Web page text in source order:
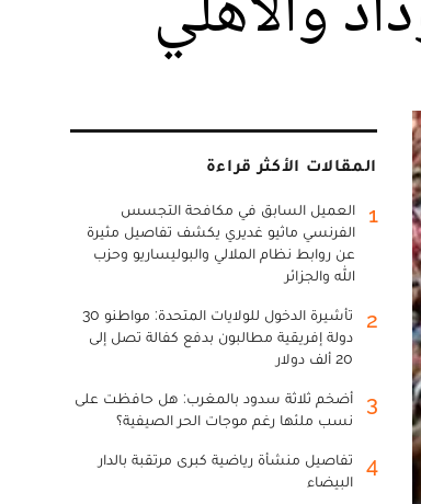
المقالات الأكثر قراءة
1
العميل السابق في مكافحة التجسس
الفرنسي ماثيو غديري يكشف تفاصيل مثيرة
عن روابط نظام الملالي والبوليساريو وحزب
الله والجزائر
2
تأشيرة الدخول للولايات المتحدة: مواطنو 30
دولة إفريقية مطالبون بدفع كفالة تصل إلى
20 ألف دولار
3
أضخم ثلاثة سدود بالمغرب: هل حافظت على
نسب ملئها رغم موجات الحر الصيفية؟
4
تفاصيل منشأة رياضية كبرى مرتقبة بالدار
البيضاء